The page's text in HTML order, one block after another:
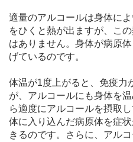
適量のアルコールは身体に
をひくと熱が出ますが、こ
はありません。身体が病原
げているのです。
体温が1度上がると、免疫力
が、アルコールにも身体を
ら適度にアルコールを摂取
体に入り込んだ病原体を症
きるのです。さらに、アル